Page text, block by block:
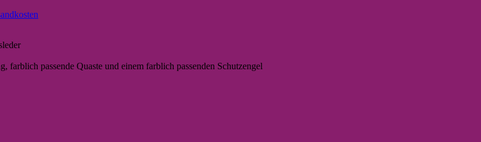
farblich passende Quaste und einem farblich passenden Schutzengel